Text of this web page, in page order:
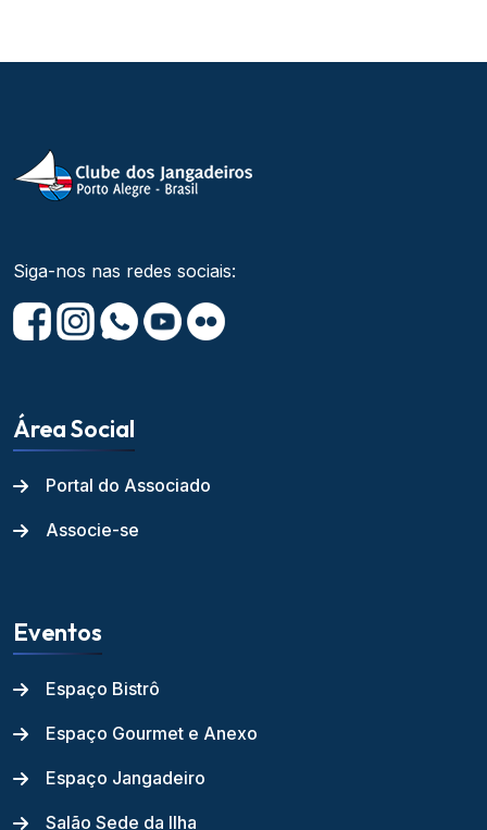
Siga-nos nas redes sociais:
Área Social
Portal do Associado
Associe-se
Eventos
Espaço Bistrô
Espaço Gourmet e Anexo
Espaço Jangadeiro
Salão Sede da Ilha